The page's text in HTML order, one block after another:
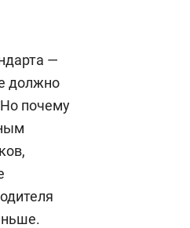
—
должно
почему